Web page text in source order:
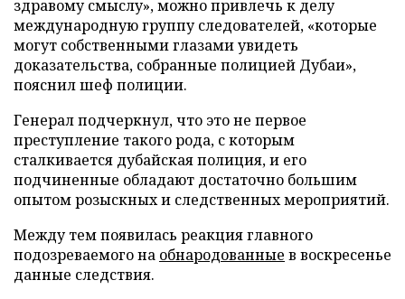
здравому смыслу», можно привлечь к делу
международную группу следователей, «которые
могут собственными глазами увидеть
доказательства, собранные полицией Дубаи»,
пояснил шеф полиции.
Генерал подчеркнул, что это не первое
преступление такого рода, с которым
сталкивается дубайская полиция, и его
подчиненные обладают достаточно большим
опытом розыскных и следственных мероприятий.
Между тем появилась реакция главного
подозреваемого на обнародованные в воскресенье
данные следствия.